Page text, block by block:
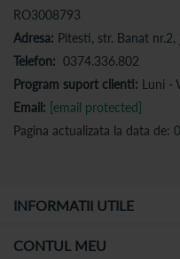
RO3008793
Adresa: Pitesti, str. Banat
Telefon: 0374.336.802
Program suport clienti: Luni -
Email: [email protected]
Pagina actualizata la data de:
INFORMATII UTILE
CONTUL MEU